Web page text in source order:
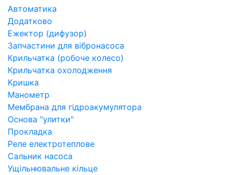
Автоматика
Додатково
Ежектор (дифузор)
Запчастини для вібронасоса
Крильчатка (робоче колесо)
Крильчатка охолодження
Кришка
Манометр
Мембрана для гідроакумулятора
Основа "улитки"
Прокладка
Реле електротеплове
Сальник насоса
Ущільнювальне кільце